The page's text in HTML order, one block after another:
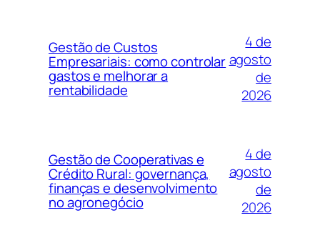
Gestão de Custos
Empresariais: como controlar
gastos e melhorar a
rentabilidade
4 de
agosto
de
2026
Gestão de Cooperativas e
Crédito Rural: governança,
finanças e desenvolvimento
no agronegócio
4 de
agosto
de
2026